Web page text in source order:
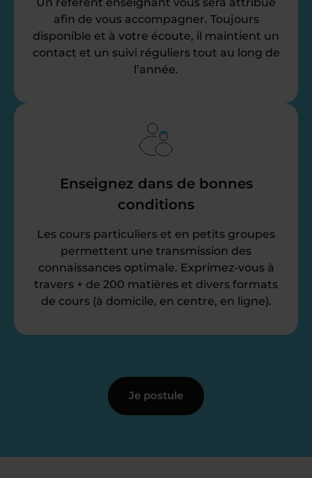
afin de vous accompagner. Toujours
disponible et à votre écoute, il maintient un
contact et un suivi réguliers tout au long de
l’année.
Enseignez dans de bonnes
conditions
Les cours particuliers et en petits groupes
permettent une transmission des
connaissances optimale. Exprimez-vous à
travers + de 200 matières et divers formats
de cours (à domicile, en centre, en ligne).
Je postule